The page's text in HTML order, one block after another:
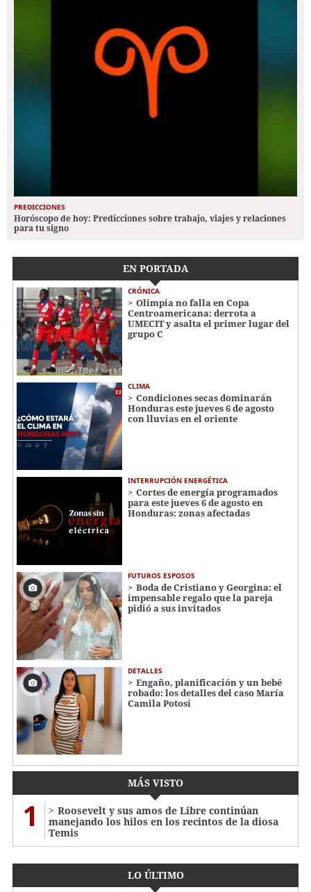
PREDICCIONES
Horóscopo de hoy: Predicciones sobre trabajo, viajes y relaciones
para tu signo
EN PORTADA
CRÓNICA
Olimpia no falla en Copa
Centroamericana: derrota a
UMECIT y asalta el primer lugar del
grupo C
CLIMA
Condiciones secas dominarán
Honduras este jueves 6 de agosto
con lluvias en el oriente
INTERRUPCIÓN ENERGÉTICA
Cortes de energía programados
para este jueves 6 de agosto en
Honduras: zonas afectadas
FUTUROS ESPOSOS
Boda de Cristiano y Georgina: el
impensable regalo que la pareja
pidió a sus invitados
DETALLES
Engaño, planificación y un bebé
robado: los detalles del caso María
Camila Potosí
MÁS VISTO
1
Roosevelt y sus amos de Libre continúan
manejando los hilos en los recintos de la diosa
Temis
LO ÚLTIMO